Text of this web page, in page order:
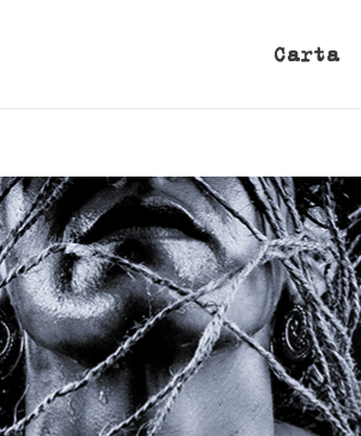
Carta